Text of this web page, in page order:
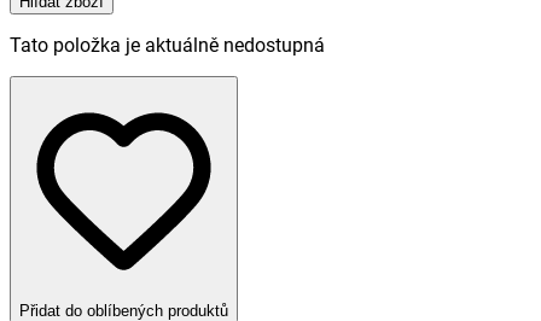
Tato položka je aktuálně nedostupná
Přidat do oblíbených produktů